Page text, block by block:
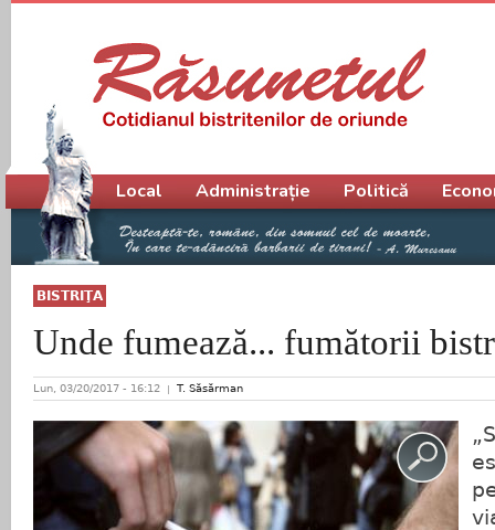
BISTRIŢA
Unde fumează... fumătorii
Lun, 03/20/2017 - 16:12 T. Săsărman
Meniu principal
Local Administrație Politică